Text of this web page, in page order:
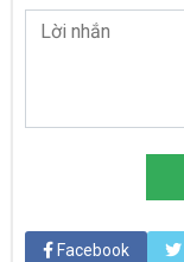
Facebook